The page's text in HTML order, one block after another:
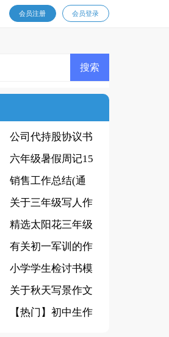
会员登录
会员注册
公司代持股协议书
4篇
六年级暑假周记15
篇
销售工作总结(通
用15篇)
关于三年级写人作
文300字汇总九篇
精选太阳花三年级
作文汇总5篇
有关初一军训的作
文汇总五篇
小学学生检讨书模
板集锦十篇
关于秋天写景作文
汇总9篇
【热门】初中生作